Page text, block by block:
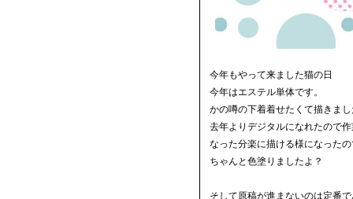
今年もやって来ました猫の日
今年はエステル単体です。
かの噂の下着着せたくて描きま
去年よりデジタルになれたので
なった分楽に描ける様になった
ちゃんと色塗りましたよ？
そして原稿が進まないのは定番